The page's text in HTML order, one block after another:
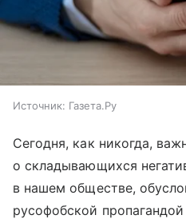
Источник: Газета.Ру
Сегодня, как никогда,
о складывающихся
в нашем обществе,
русофобской